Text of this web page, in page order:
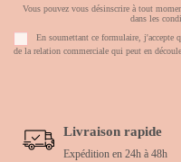
Vous pouvez vous désinscrire à tout
dans les
En soumettant ce formulaire, j'accepte
de la relation commerciale qui peut en
Livraison rapide
Expédition en 24h à 48h